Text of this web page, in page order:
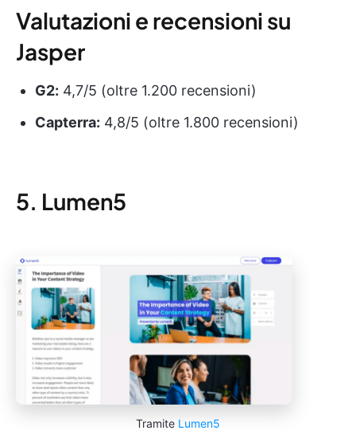
Valutazioni e recensioni su
Jasper
G2: 4,7/5 (oltre 1.200 recensioni)
Capterra: 4,8/5 (oltre 1.800 recensioni)
5. Lumen5
Tramite Lumen5